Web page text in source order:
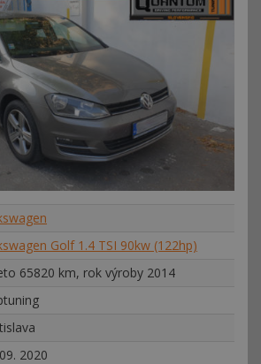
Golf 1.4 TSI 90kw (122hp)
65820 km, rok výroby 2014
2020